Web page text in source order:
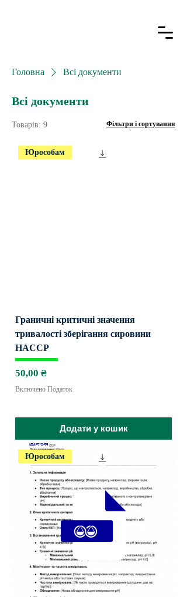
Головна Всі документи
Всі документи
Товарів: 9 Фільтри і сортування
Юрособам
Граничні критичні значення
тривалості зберігання сировини
HACCP
Ціна
50,00 ₴
Включено Податок
Додати у кошик
Юрособам